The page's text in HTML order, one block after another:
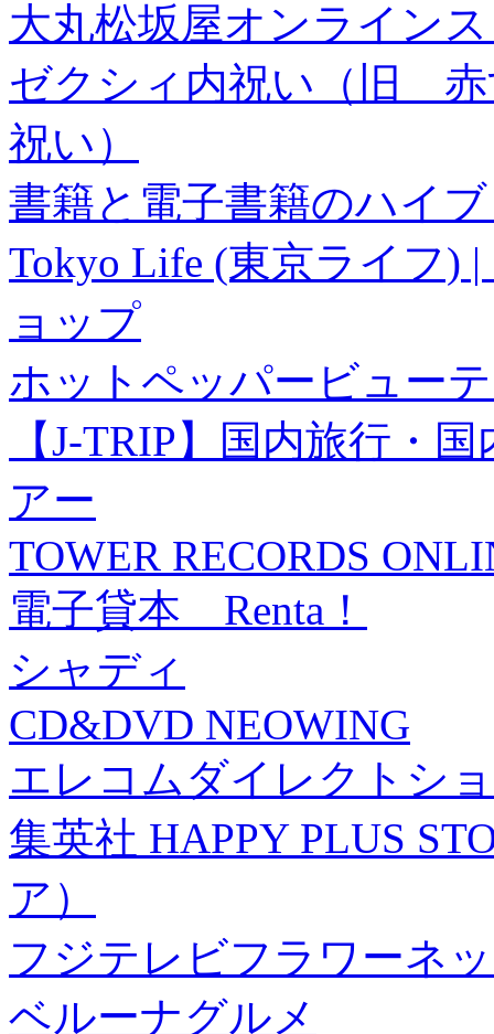
大丸松坂屋オンライン
ゼクシィ内祝い（旧 赤
祝い）
書籍と電子書籍のハイ
Tokyo Life (東京ライフ)
ョップ
ホットペッパービュー
【J-TRIP】国内旅行・
アー
TOWER RECORDS
電子貸本 Renta！
シャディ
CD&DVD NEOWING
エレコムダイレクトシ
集英社 HAPPY PLUS
ア）
フジテレビフラワーネ
ベルーナグルメ